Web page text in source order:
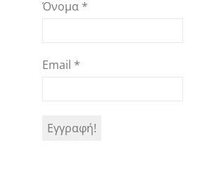
Όνομα *
Email *